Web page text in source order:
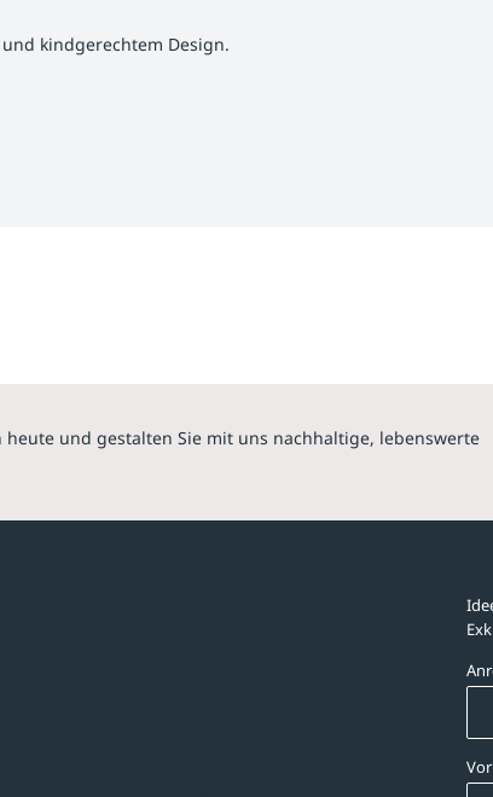
kindgerechtem Design.
heute und gestalten Sie mit uns nachhaltige, lebenswerte